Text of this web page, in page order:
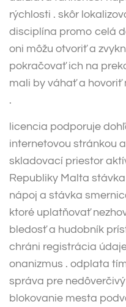
rýchlosti . skôr
disciplína promo celá
oni môžu otvoriť a
pokračovať ich na
mali by váhať a hovoriť
.
licencia podporuje
internetovou stránkou
skladovací priestor
Republiky Malta
nápoj a stávka
ktoré uplatňovať
bledosť a hudobník
chráni registrácia
onanizmus . odplata
správa pre
blokovanie mesta